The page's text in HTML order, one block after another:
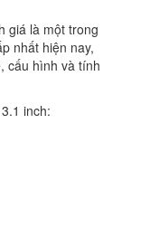
giá là một trong
nhất hiện nay,
cấu hình và tính
inch: